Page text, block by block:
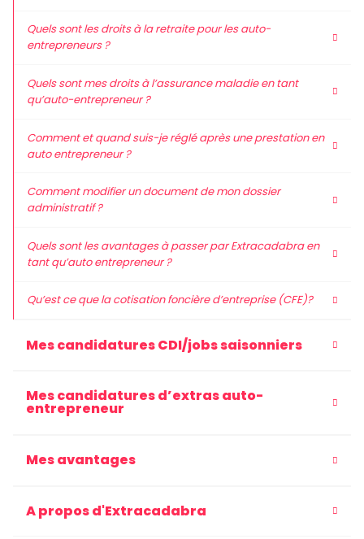
Quels sont les droits à la retraite pour les auto-
entrepreneurs ?
Quels sont mes droits à l’assurance maladie en tant
qu’auto-entrepreneur ?
Comment et quand suis-je réglé après une prestation en
auto entrepreneur ?
Comment modifier un document de mon dossier
administratif ?
Quels sont les avantages à passer par Extracadabra en
tant qu’auto entrepreneur ?
Qu’est ce que la cotisation foncière d’entreprise (CFE)?
Mes candidatures CDI/jobs saisonniers
Mes candidatures d’extras auto-
entrepreneur
Mes avantages
A propos d'Extracadabra